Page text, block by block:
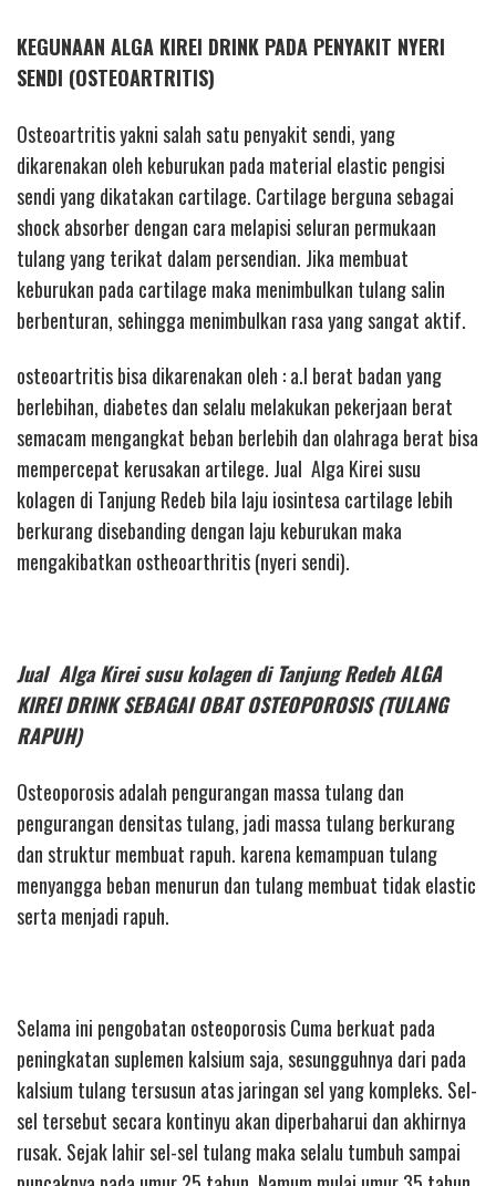
KEGUNAAN ALGA KIREI DRINK PADA PENYAKIT NYERI
SENDI (OSTEOARTRITIS)
Osteoartritis yakni salah satu penyakit sendi, yang
dikarenakan oleh keburukan pada material elastic pengisi
sendi yang dikatakan cartilage. Cartilage berguna sebagai
shock absorber dengan cara melapisi seluran permukaan
tulang yang terikat dalam persendian. Jika membuat
keburukan pada cartilage maka menimbulkan tulang salin
berbenturan, sehingga menimbulkan rasa yang sangat aktif.
osteoartritis bisa dikarenakan oleh : a.l berat badan yang
berlebihan, diabetes dan selalu melakukan pekerjaan berat
semacam mengangkat beban berlebih dan olahraga berat bisa
mempercepat kerusakan artilege. Jual Alga Kirei susu
kolagen di Tanjung Redeb bila laju iosintesa cartilage lebih
berkurang disebanding dengan laju keburukan maka
mengakibatkan ostheoarthritis (nyeri sendi).
Jual Alga Kirei susu kolagen di Tanjung Redeb ALGA
KIREI DRINK SEBAGAI OBAT OSTEOPOROSIS (TULANG
RAPUH)
Osteoporosis adalah pengurangan massa tulang dan
pengurangan densitas tulang, jadi massa tulang berkurang
dan struktur membuat rapuh. karena kemampuan tulang
menyangga beban menurun dan tulang membuat tidak elastic
serta menjadi rapuh.
Selama ini pengobatan osteoporosis Cuma berkuat pada
peningkatan suplemen kalsium saja, sesungguhnya dari pada
kalsium tulang tersusun atas jaringan sel yang kompleks. Sel-
sel tersebut secara kontinyu akan diperbaharui dan akhirnya
rusak. Sejak lahir sel-sel tulang maka selalu tumbuh sampai